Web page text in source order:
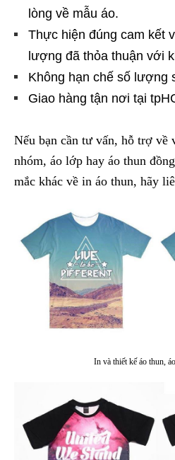
lòng về mẫu áo.
Thực hiện đúng cam kết
lượng đã thỏa thuận với
Không hạn chế số lượng
Giao hàng tận nơi tại
Nếu bạn cần tư vấn, hỗ trợ về
nhóm, áo lớp hay áo thun
mắc khác về in áo thun, hãy
In và thiết kế áo thun,